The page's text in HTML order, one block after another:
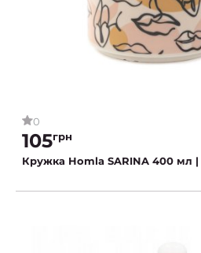
0
105грн
Кружка Homla SARINA 400 мл